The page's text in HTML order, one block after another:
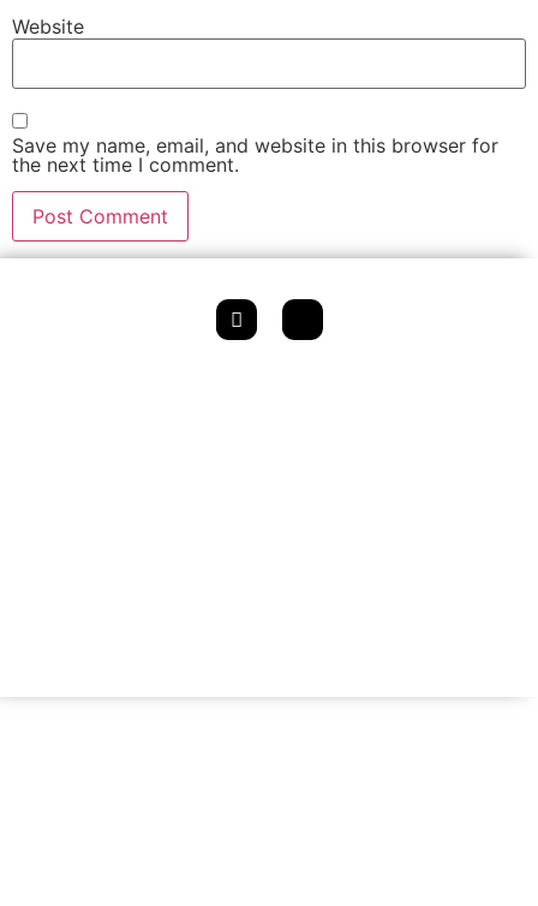
Website
Save my name, email, and website in this browser for
the next time I comment.